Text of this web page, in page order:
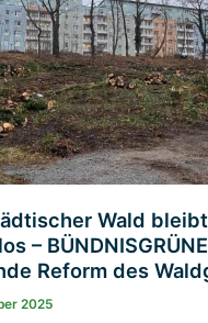
Wald
–
Reform des
2025